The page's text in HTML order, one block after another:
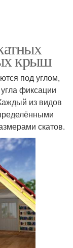
крыш
под углом,
фиксации
из видов
скатов.